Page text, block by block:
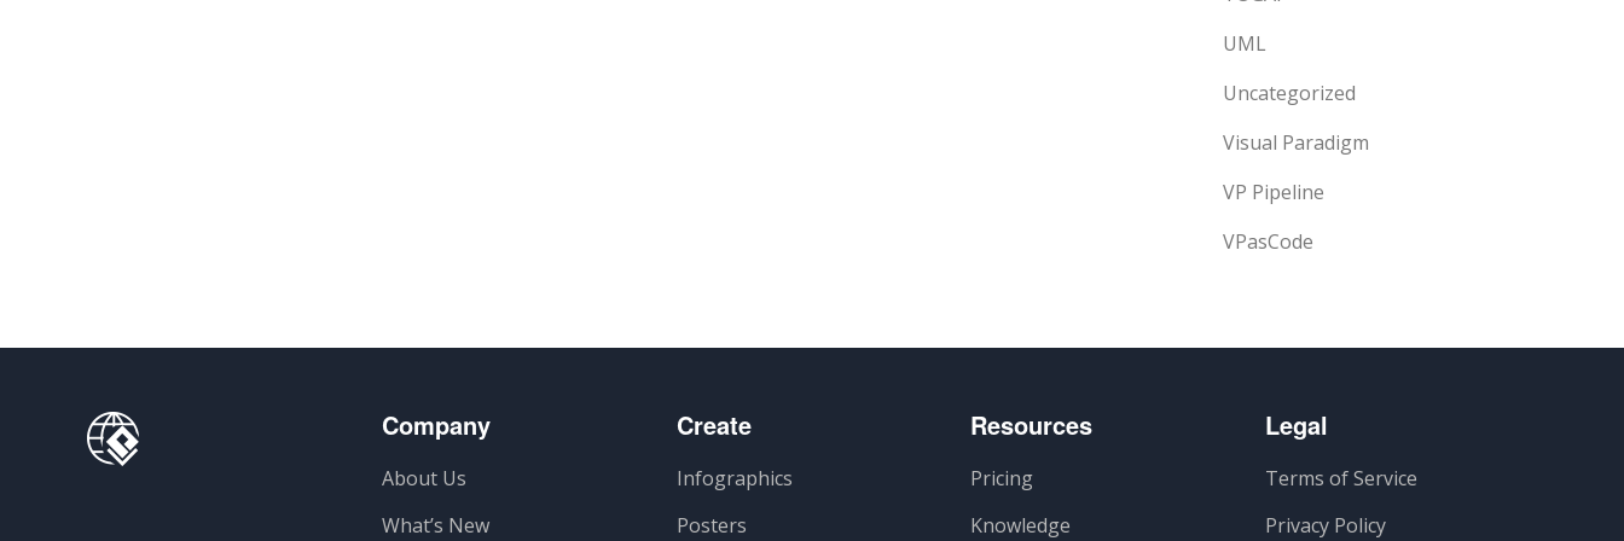
UML
Uncategorized
Visual Paradigm
VP Pipeline
VPasCode
Company
About Us
What’s New
Create
Infographics
Posters
Resources
Pricing
Knowledge
Legal
Terms of Service
Privacy Policy